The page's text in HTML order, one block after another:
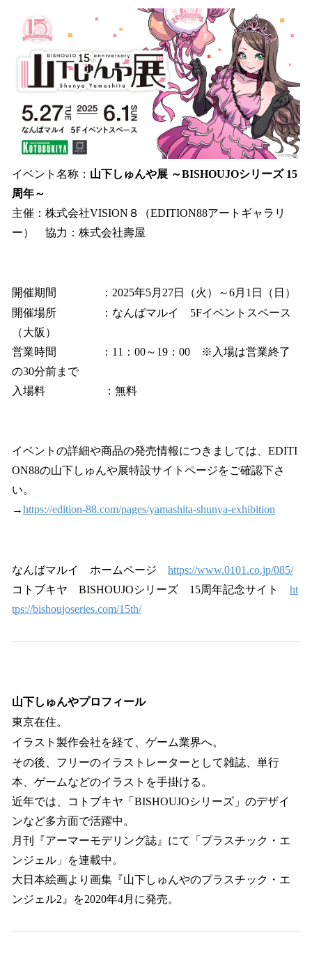
イベント名称： 山下しゅんや展 ～BISHOUJOシリーズ 15
周年～
主催：株式会社VISION８（EDITION88アートギャラリ
ー） 協力：株式会社壽屋
開催期間 ：2025年5月27日（火）～6月1日（日）
開催場所 ：なんばマルイ 5Fイベントスペース
（大阪）
営業時間 ：11：00～19：00 ※入場は営業終了
の30分前まで
入場料 ：無料
イベントの詳細や商品の発売情報につきましては、EDITI
ON88の山下しゅんや展特設サイトページをご確認下さ
い。
→https://edition-88.com/pages/yamashita-shunya-exhibition
なんばマルイ ホームページ https://www.0101.co.jp/085/
コトブキヤ BISHOUJOシリーズ 15周年記念サイト ht
tps://bishoujoseries.com/15th/
山下しゅんやプロフィール
東京在住。
イラスト製作会社を経て、ゲーム業界へ。
その後、フリーのイラストレーターとして雑誌、単行
本、ゲームなどのイラストを手掛ける。
近年では、コトブキヤ「BISHOUJOシリーズ」のデザイ
ンなど多方面で活躍中。
月刊『アーマーモデリング誌』にて「プラスチック・エ
ンジェル」を連載中。
大日本絵画より画集『山下しゅんやのプラスチック・エ
ンジェル2』を2020年4月に発売。